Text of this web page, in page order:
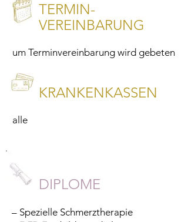
TERMIN-
VEREINBARUNG
um Terminvereinbarung wird gebeten
KRANKENKASSEN
alle
DIPLOME
– Spezielle Schmerztherapie